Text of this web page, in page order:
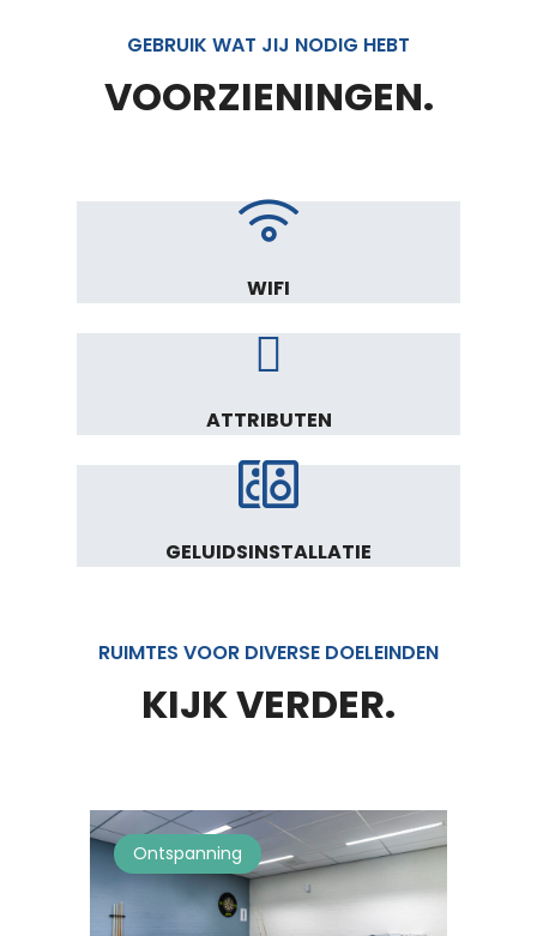
GEBRUIK WAT JIJ NODIG HEBT
VOORZIENINGEN.
WIFI
ATTRIBUTEN
GELUIDSINSTALLATIE
RUIMTES VOOR DIVERSE DOELEINDEN
KIJK VERDER.
Ontspanning